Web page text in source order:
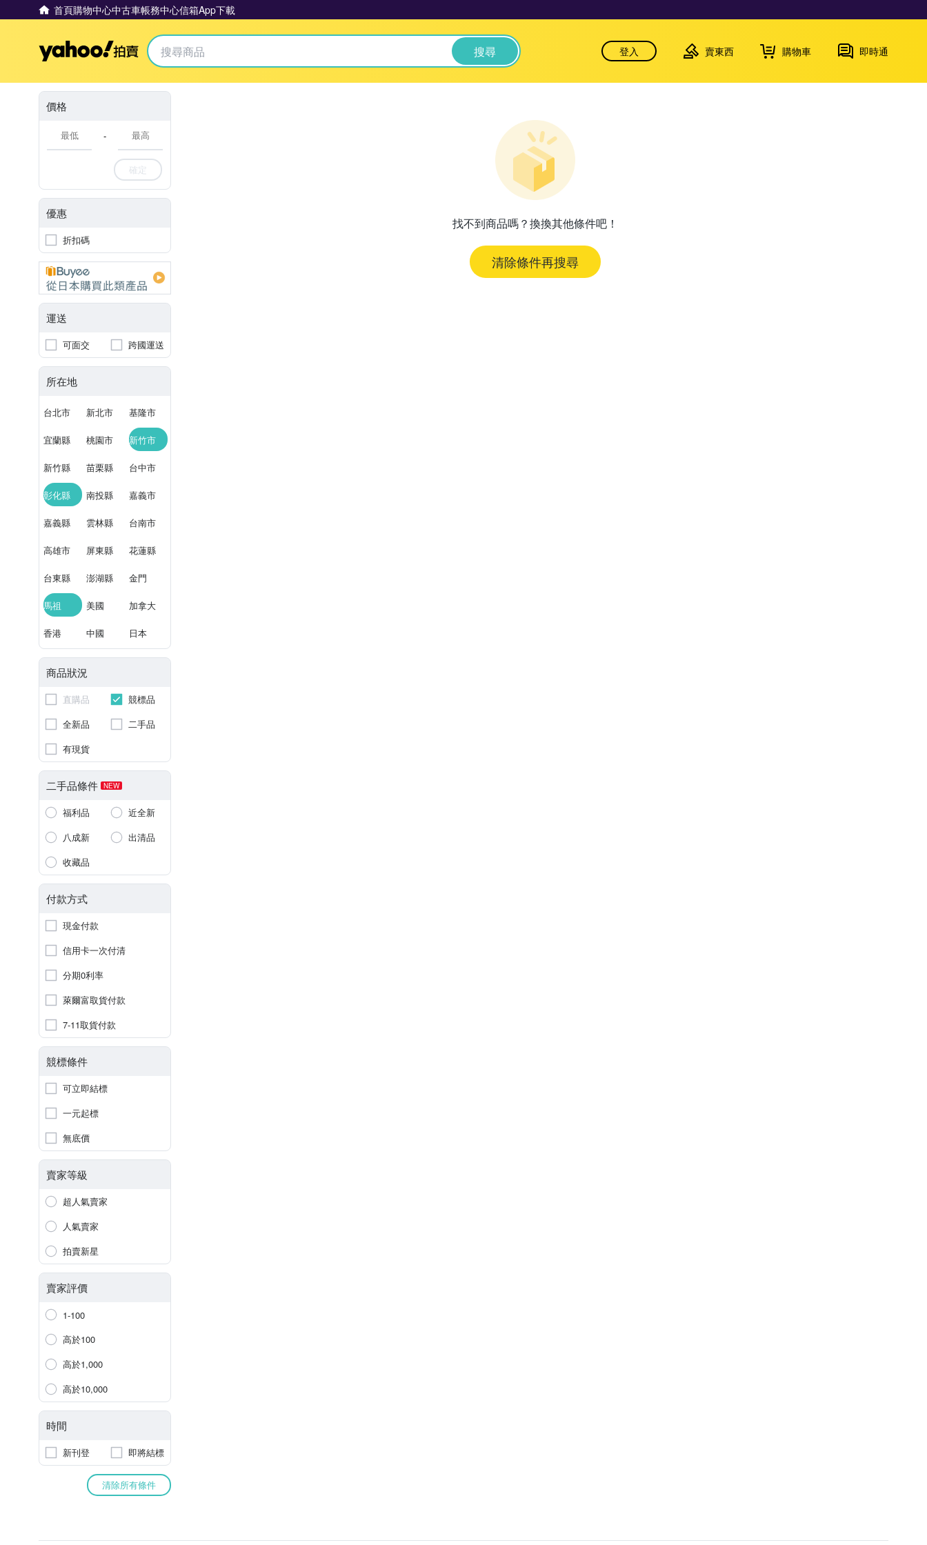
首頁購物中心中古車帳務中心信箱App下載
Yahoo拍賣 搜尋 登入 賣東西 購物車 即時通
價格
-
確定
優惠
折扣碼
運送
可面交 跨國運送
所在地
台北市 新北市 基隆市
宜蘭縣 桃園市 新竹市
新竹縣 苗栗縣 台中市
彰化縣 南投縣 嘉義市
嘉義縣 雲林縣 台南市
高雄市 屏東縣 花蓮縣
台東縣 澎湖縣 金門
馬祖 美國 加拿大
香港 中國 日本
商品狀況
直購品
競標品
全新品
二手品
有現貨
二手品條件 NEW
福利品
近全新
八成新
出清品
收藏品
付款方式
現金付款
信用卡一次付清
分期0利率
萊爾富取貨付款
7-11取貨付款
競標條件
可立即結標
一元起標
無底價
賣家等級
超人氣賣家
人氣賣家
拍賣新星
賣家評價
1-100
高於100
高於1,000
高於10,000
時間
新刊登 即將結標
清除所有條件
找不到商品嗎？換換其他條件吧！
清除條件再搜尋